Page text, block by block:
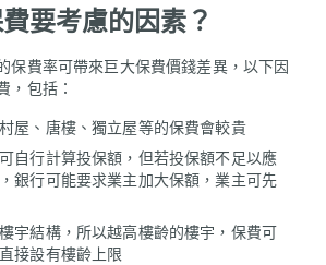
要考慮的因素？
保費率可帶來巨大保費價錢差異，以下因
，包括：
屋、唐樓、獨立屋等的保費會較貴
自行計算投保額，但若投保額不足以應
銀行可能要求業主加大保額，業主可先
宇結構，所以越高樓齡的樓宇，保費可
接設有樓齡上限